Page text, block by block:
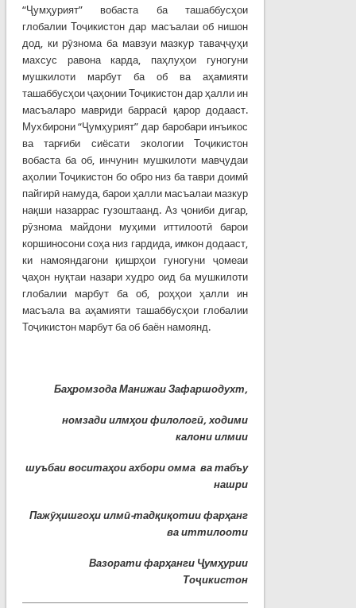
“Ҷумҳурият” вобаста ба ташаббусҳои
глобалии Тоҷикистон дар масъалаи об нишон
дод, ки рӯзнома ба мавзуи мазкур таваҷҷуҳи
махсус равона карда, паҳлуҳои гуногуни
мушкилоти марбут ба об ва аҳамияти
ташаббусҳои ҷаҳонии Тоҷикистон дар ҳалли ин
масъаларо мавриди баррасӣ қарор додааст.
Мухбирони “Ҷумҳурият” дар баробари инъикос
ва тарғиби сиёсати экологии Тоҷикистон
вобаста ба об, инчунин мушкилоти мавҷудаи
аҳолии Тоҷикистон бо обро низ ба таври доимӣ
пайгирӣ намуда, барои ҳалли масъалаи мазкур
нақши назаррас гузоштаанд. Аз ҷониби дигар,
рӯзнома майдони муҳими иттилоотӣ барои
коршиносони соҳа низ гардида, имкон додааст,
ки намояндагони қишрҳои гуногуни ҷомеаи
ҷаҳон нуқтаи назари худро оид ба мушкилоти
глобалии марбут ба об, роҳҳои ҳалли ин
масъала ва аҳамияти ташаббусҳои глобалии
Тоҷикистон марбут ба об баён намоянд.
Баҳромзода Манижаи Зафаршодухт,
номзади илмҳои филологӣ, ходими
калони илмии
шуъбаи воситаҳои ахбори омма ва табъу
нашри
Пажӯҳишгоҳи илмӣ-тадқиқотии фарҳанг
ва иттилооти
Вазорати фарҳанги Ҷумҳурии
Тоҷикистон